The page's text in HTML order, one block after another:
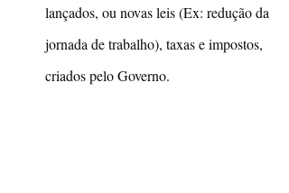
lançados, ou novas leis (Ex: redução da
jornada de trabalho), taxas e impostos,
criados pelo Governo.